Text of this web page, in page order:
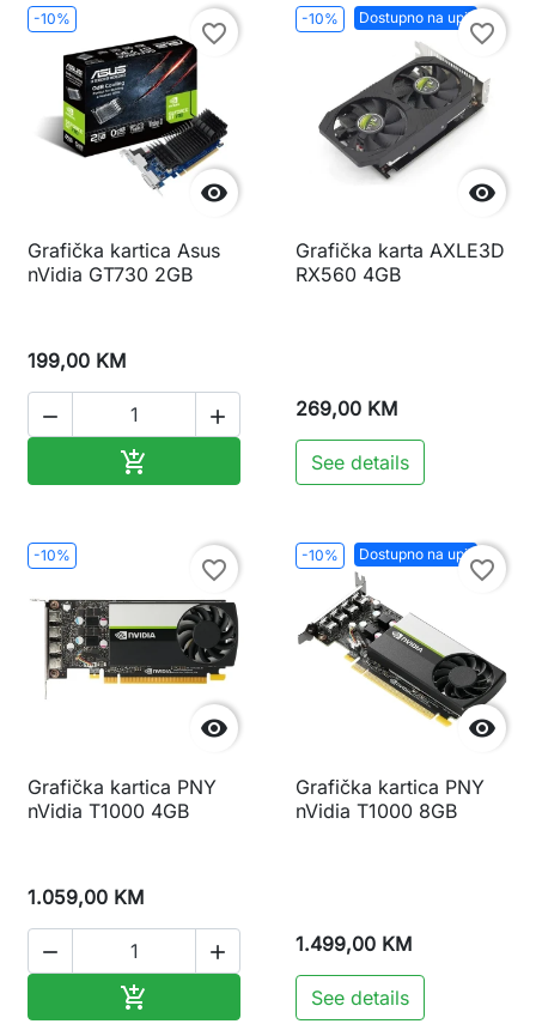
-10%

favorite_border
Grafička kartica Asus
nVidia GT730 2GB
199,00 KM
 

-10% Dostupno na upit

favorite_border
Grafička karta AXLE3D
RX560 4GB
269,00 KM
See details
-10%

favorite_border
Grafička kartica PNY
nVidia T1000 4GB
1.059,00 KM
 

-10% Dostupno na upit

favorite_border
Grafička kartica PNY
nVidia T1000 8GB
1.499,00 KM
See details